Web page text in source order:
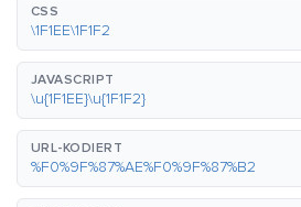
CSS
\1F1EE\1F1F2
JAVASCRIPT
\u{1F1EE}\u{1F1F2}
URL-KODIERT
%F0%9F%87%AE%F0%9F%87%B2